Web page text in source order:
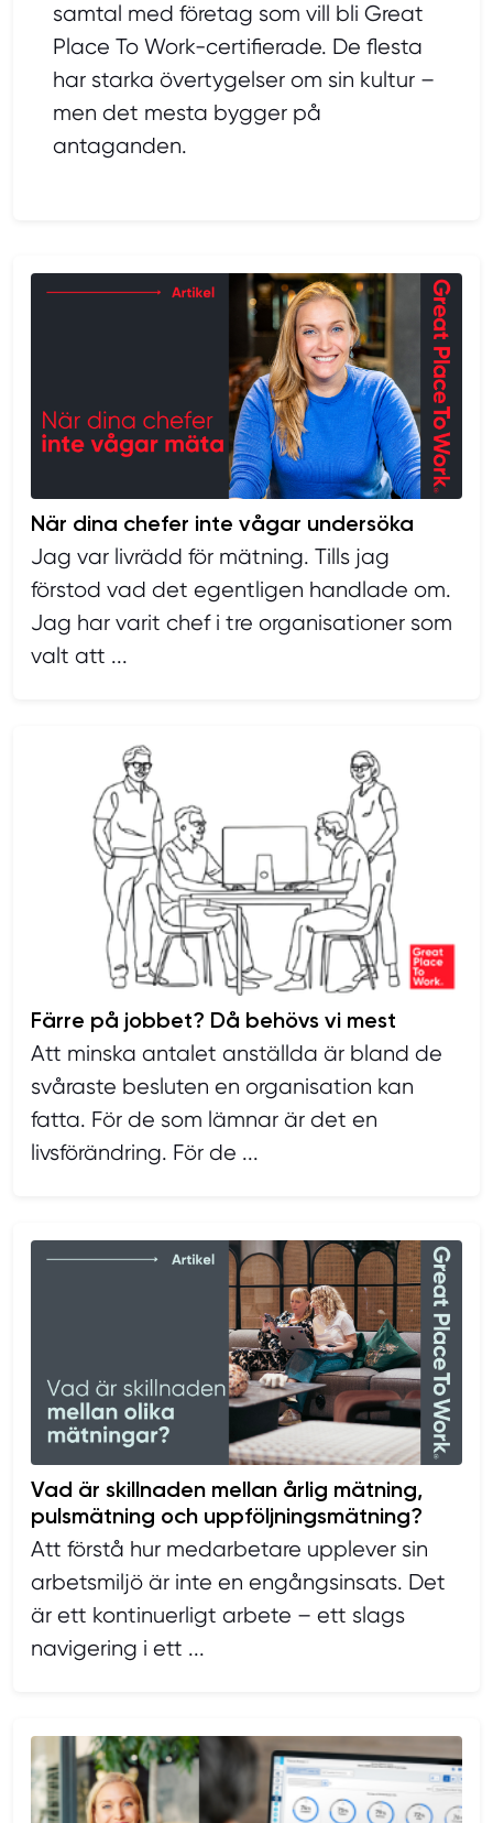
samtal med företag som vill bli Great
Place To Work-certifierade. De flesta
har starka övertygelser om sin kultur –
men det mesta bygger på
antaganden.
När dina chefer inte vågar undersöka
Jag var livrädd för mätning. Tills jag
förstod vad det egentligen handlade om.
Jag har varit chef i tre organisationer som
valt att ...
Färre på jobbet? Då behövs vi mest
Att minska antalet anställda är bland de
svåraste besluten en organisation kan
fatta. För de som lämnar är det en
livsförändring. För de ...
Vad är skillnaden mellan årlig mätning,
pulsmätning och uppföljningsmätning?
Att förstå hur medarbetare upplever sin
arbetsmiljö är inte en engångsinsats. Det
är ett kontinuerligt arbete – ett slags
navigering i ett ...